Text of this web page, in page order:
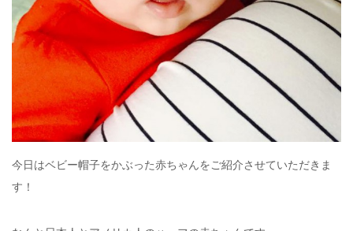
今日はベビー帽子をかぶった赤ちゃんをご紹介させていただきま
す！